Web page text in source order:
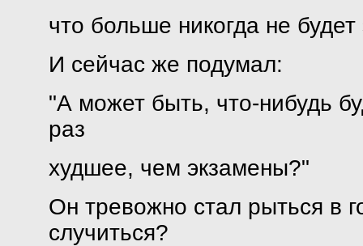
что больше никогда не
И сейчас же подумал:
"А может быть, что-нибудь
раз
худшее, чем экзамены?"
Он тревожно стал рыться в
случиться?